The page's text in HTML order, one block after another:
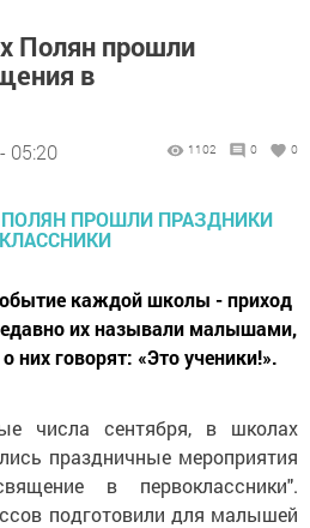
Полян прошли
в
05:20 1102 0 0
каждой школы - приход
их называли малышами,
них говорят: «Это ученики!».
числа сентября, в школах
праздничные мероприятия
в первоклассники".
подготовили для малышей